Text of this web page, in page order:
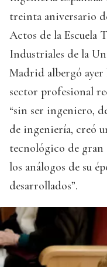
treinta aniversario
Actos de la Escuela
Industriales de la
Madrid albergó
sector profesional
“sin ser ingeniero,
de ingeniería, creó
tecnológico de gran
los análogos de su
desarrollados”.